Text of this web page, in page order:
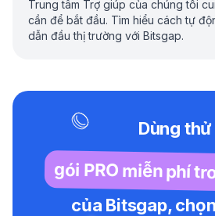
Trung tâm Trợ giúp của chúng tôi
cần để bắt đầu. Tìm hiểu cách tự
dẫn đầu thị trường với Bitsgap.
Dùng thử
gói PRO miễn phí
của Bitsgap,